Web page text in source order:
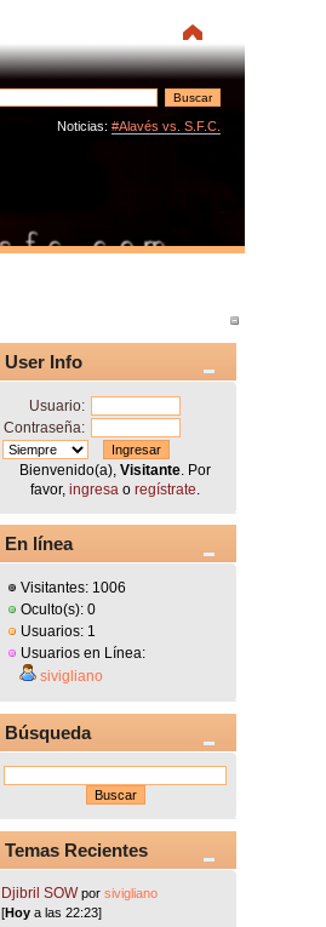
Noticias: #Alavés vs. S.F.C.
User Info
Usuario:
Contraseña:
Bienvenido(a),Visitante . Por
favor,ingresa oregístrate
En línea
Visitantes: 1006
Oculto(s): 0
Usuarios: 1
Usuarios en Línea:
sivigliano
Búsqueda
Temas Recientes
Djibril SOW porsivigliano
[Hoy a las 22:23]